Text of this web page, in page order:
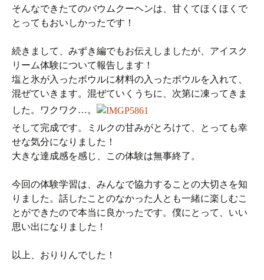
そんなできたてのバウムクーヘンは、甘くてほくほくで
とってもおいしかったです！
続きまして、みずき編でもお伝えしましたが、アイスク
リーム体験について報告します！
塩と氷が入ったボウルに材料の入ったボウルを入れて、
混ぜていきます。混ぜていくうちに、次第に凍ってきま
した。ワクワク…。
そして完成です。ミルクの甘みがとろけて、とっても幸
せな気分になりました！
大きな達成感を感じ、この体験は無事終了。
今回の体験学習は、みんなで協力することの大切さを知
りました。話したことのなかった人とも一緒に楽しむこ
とができたので本当に良かったです。僕にとって、いい
思い出になりました！
以上、おりりんでした！